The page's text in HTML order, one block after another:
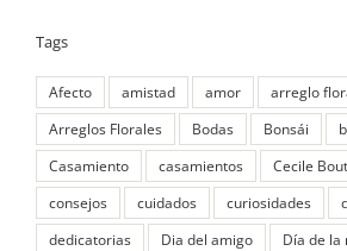
Tags
Afecto amistad amor
arreglo
Arreglos Florales
Bodas Bonsái
Casamiento
casamientos Cecile
consejos
cuidados curiosidades
dedicatorias
Dia del amigo
Día de la